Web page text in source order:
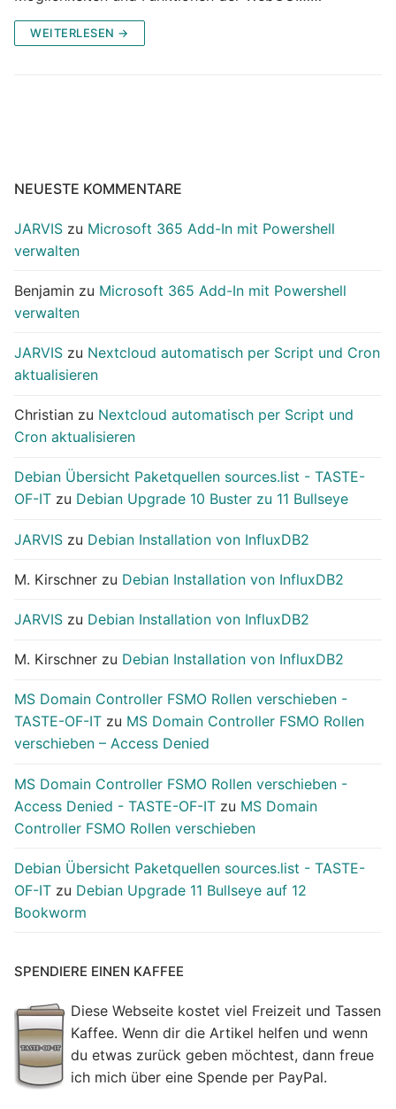
WEITERLESEN →
NEUESTE KOMMENTARE
JARVIS zu Microsoft 365 Add-In mit Powershell
verwalten
Benjamin zu Microsoft 365 Add-In mit Powershell
verwalten
JARVIS zu Nextcloud automatisch per Script und Cron
aktualisieren
Christian zu Nextcloud automatisch per Script und
Cron aktualisieren
Debian Übersicht Paketquellen sources.list - TASTE-
OF-IT zu Debian Upgrade 10 Buster zu 11 Bullseye
JARVIS zu Debian Installation von InfluxDB2
M. Kirschner zu Debian Installation von InfluxDB2
JARVIS zu Debian Installation von InfluxDB2
M. Kirschner zu Debian Installation von InfluxDB2
MS Domain Controller FSMO Rollen verschieben -
TASTE-OF-IT zu MS Domain Controller FSMO Rollen
verschieben – Access Denied
MS Domain Controller FSMO Rollen verschieben -
Access Denied - TASTE-OF-IT zu MS Domain
Controller FSMO Rollen verschieben
Debian Übersicht Paketquellen sources.list - TASTE-
OF-IT zu Debian Upgrade 11 Bullseye auf 12
Bookworm
SPENDIERE EINEN KAFFEE
Diese Webseite kostet viel Freizeit und Tassen
Kaffee. Wenn dir die Artikel helfen und wenn
du etwas zurück geben möchtest, dann freue
ich mich über eine Spende per PayPal.